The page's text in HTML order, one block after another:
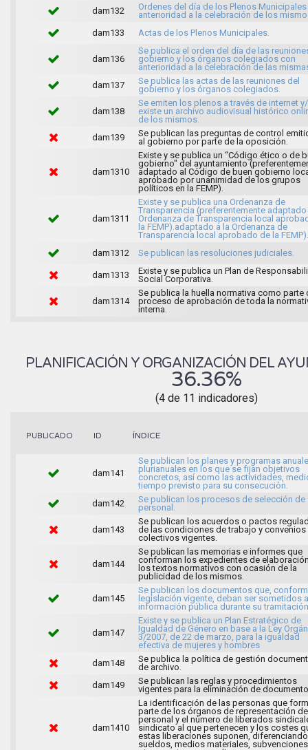
dam132
Ordenes del día de los Plenos
anterioridad a la celebración de los
dam133
Actas de los Plenos Municipales.
dam136
Se publica el orden del día de las
gobierno y los órganos colegiados con
anterioridad a la celebración de las
dam137
Se publica las actas de las reuniones del
gobierno y los órganos colegiados.
dam138
Se emiten los plenos a través de internet
existe un archivo audiovisual histórico
de los mismos.
dam139
Se publican las preguntas de control
al gobierno por parte de la oposición.
dam1310
Existe y se publica un “Código ético o de
gobierno" del ayuntamiento
adaptado al Código de buen gobierno
aprobado por unanimidad de los grupos
políticos en la FEMP).
dam1311
Existe y se publica una Ordenanza de
Transparencia (preferentemente adaptado
Ordenanza de Transparencia local
la FEMP).adaptado a la Ordenanza de
Transparencia local aprobado de la FEMP).
dam1312
Se publican las resoluciones judiciales.
dam1313
Existe y se publica un Plan de
Social Corporativa.
dam1314
Se publica la huella normativa como parte
proceso de aprobación de toda la
interna.
PLANIFICACIÓN Y ORGANIZACIÓN DEL
36.36%
(4 de 11 indicadores)
PUBLICADO ID ÍNDICE
dam141
Se publican los planes y programas
plurianuales en los que se fijan objetivos
concretos, así como las actividades,
tiempo previsto para su consecución.
dam142
Se publican los procesos de selección de
personal.
dam143
Se publican los acuerdos o pactos
de las condiciones de trabajo y convenios
colectivos vigentes.
dam144
Se publican las memorias e informes que
conforman los expedientes de
los textos normativos con ocasión de la
publicidad de los mismos.
dam145
Se publican los documentos que,
legislación vigente, deban ser sometidos a
información pública durante su
dam147
Existe y se publica un Plan Estratégico de
Igualdad de Género en base a la Ley
3/2007, de 22 de marzo, para la igualdad
efectiva de mujeres y hombres
dam148
Se publica la política de gestión
de archivo.
dam149
Se publican las reglas y procedimientos
vigentes para la eliminación de
dam1410
La identificación de las personas que
parte de los órganos de representación
personal y el número de liberados
sindicato al que pertenecen y los costes
estas liberaciones suponen, diferenciando
sueldos, medios materiales,